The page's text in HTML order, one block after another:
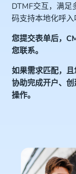
DTMF交互，满足
码支持本地化呼入
您提交表单后，
您联系。
如果需求匹配，
协助完成开户、
操作。